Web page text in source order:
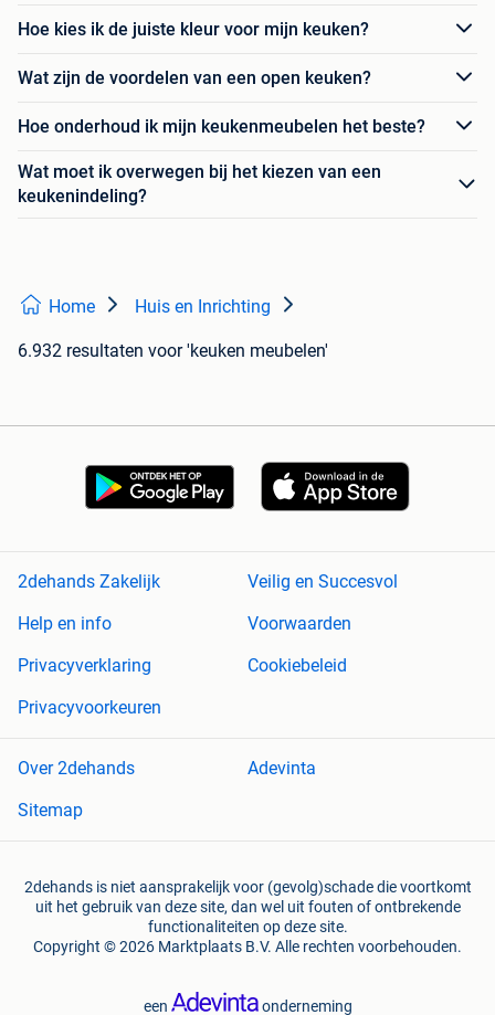
Hoe kies ik de juiste kleur voor mijn keuken?
Wat zijn de voordelen van een open keuken?
Hoe onderhoud ik mijn keukenmeubelen het beste?
Wat moet ik overwegen bij het kiezen van een
keukenindeling?
Home Huis en Inrichting
6.932 resultaten voor 'keuken meubelen'
2dehands Zakelijk
Veilig en Succesvol
Help en info
Voorwaarden
Privacyverklaring
Cookiebeleid
Privacyvoorkeuren
Over 2dehands
Adevinta
Sitemap
2dehands is niet aansprakelijk voor (gevolg)schade die voortkomt
uit het gebruik van deze site, dan wel uit fouten of ontbrekende
functionaliteiten op deze site.
Copyright © 2026 Marktplaats B.V. Alle rechten voorbehouden.
een onderneming